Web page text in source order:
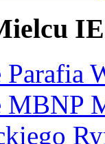
IE
Parafia
MBNP